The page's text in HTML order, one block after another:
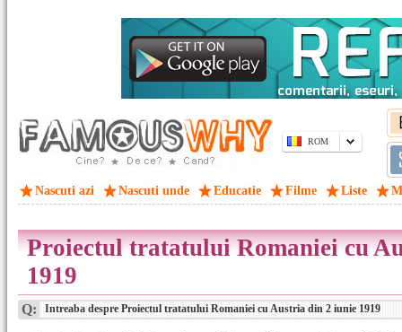
ROM
Nascuti azi Nascuti unde Educatie Filme Liste
Proiectul tratatului Romaniei cu
1919
Q: Intreaba despre Proiectul tratatului Romaniei cu Austria din 2 iunie 1919